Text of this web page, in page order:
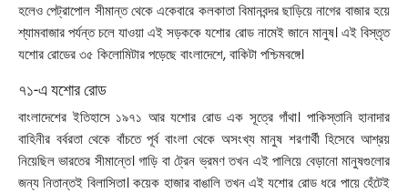
হলেও পেট্রাপোল সীমান্ত থেকে একেবারে কলকাতা বিমানবন্দর ছাড়িয়ে নাগের বাজার হয়ে
শ্যামবাজার পর্যন্ত চলে যাওয়া এই সড়ককে যশোর রোড নামেই জানে মানুষ। এই বিস্তৃত
যশোর রোডের ৩৫ কিলোমিটার পড়েছে বাংলাদেশে, বাকিটা পশ্চিমবঙ্গে।
৭১-এ যশোর রোড
বাংলাদেশের ইতিহাসে ১৯৭১ আর যশোর রোড এক সূত্রে গাঁথা। পাকিস্তানি হানাদার
বাহিনীর বর্বরতা থেকে বাঁচতে পূর্ব বাংলা থেকে অসংখ্য মানুষ শরণার্থী হিসেবে আশ্রয়
নিয়েছিল ভারতের সীমান্তে। গাড়ি বা ট্রেন ভ্রমণ তখন এই পালিয়ে বেড়ানো মানুষগুলোর
জন্য নিতান্তই বিলাসিতা। কয়েক হাজার বাঙালি তখন এই যশোর রোড ধরে পায়ে হেঁটেই